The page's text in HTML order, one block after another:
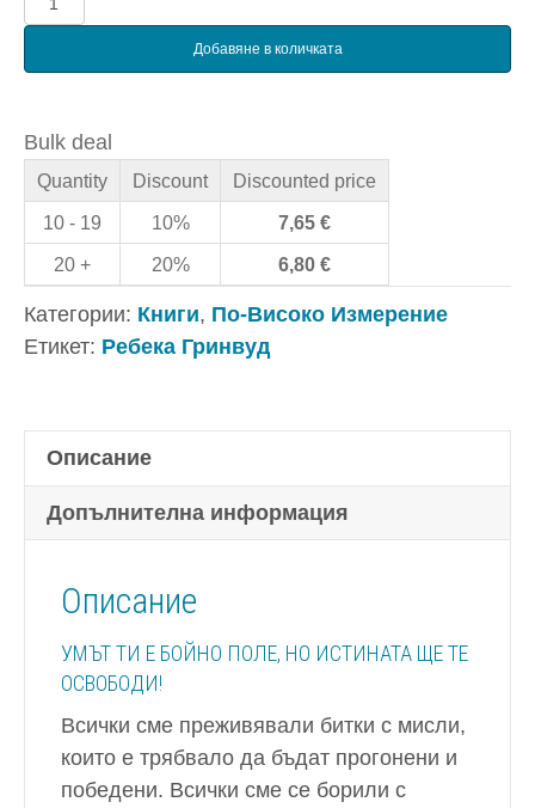
за
ума
Ребека
Гринвуд
Добавяне в количката
Bulk deal
Quantity Discount
Discounted price
10 - 19
10% 7,65 €
20 +
20% 6,80 €
Категории: Книги, По-Високо Измерение
Етикет: Ребека Гринвуд
Описание
Допълнителна информация
Описание
УМЪТ ТИ Е БОЙНО ПОЛЕ, НО ИСТИНАТА ЩЕ ТЕ
ОСВОБОДИ!
Всички сме преживявали битки с мисли,
които е трябвало да бъдат прогонени и
победени. Всички сме се борили с